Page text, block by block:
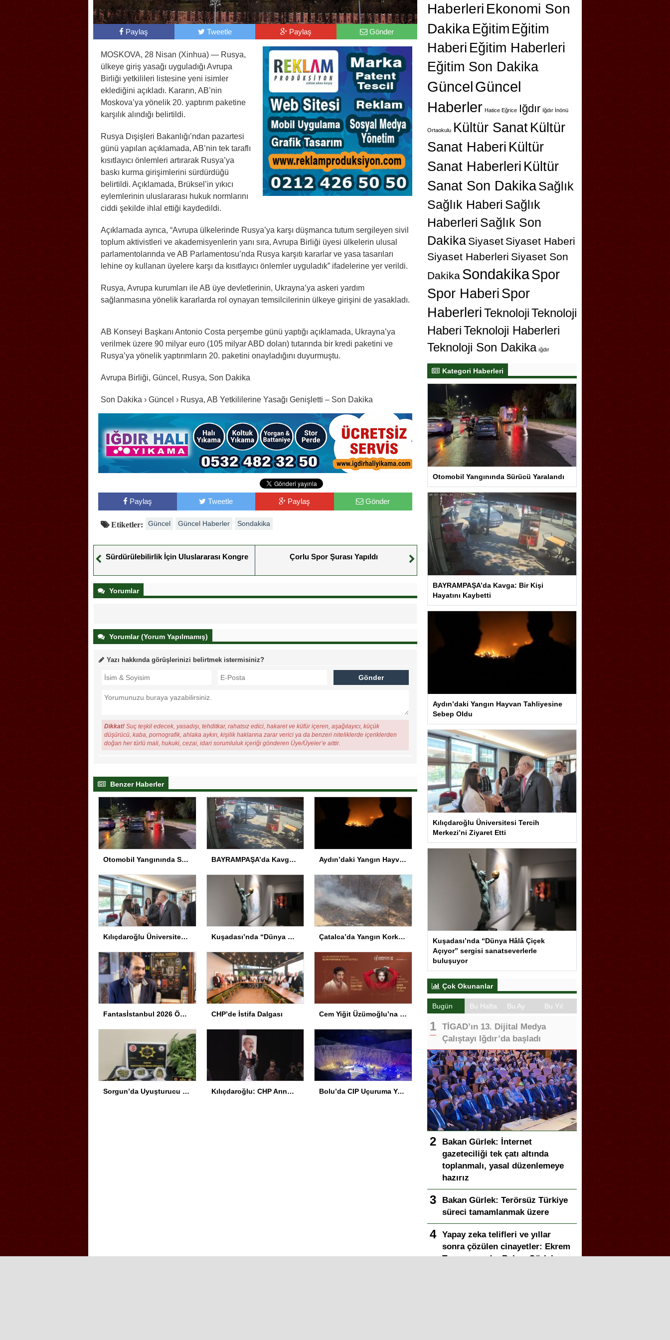
Paylaş Tweetle Paylaş Gönder
MOSKOVA, 28 Nisan (Xinhua) — Rusya,
ülkeye giriş yasağı uyguladığı Avrupa
Birliği yetkilileri listesine yeni isimler
eklediğini açıkladı. Kararın, AB’nin
Moskova’ya yönelik 20. yaptırım paketine
karşılık alındığı belirtildi.
Rusya Dışişleri Bakanlığı’ndan pazartesi
günü yapılan açıklamada, AB’nin tek taraflı
kısıtlayıcı önlemleri artırarak Rusya’ya
baskı kurma girişimlerini sürdürdüğü
belirtildi. Açıklamada, Brüksel’in yıkıcı
eylemlerinin uluslararası hukuk normlarını
ciddi şekilde ihlal ettiği kaydedildi.
Açıklamada ayrıca, “Avrupa ülkelerinde Rusya’ya karşı düşmanca tutum sergileyen sivil
toplum aktivistleri ve akademisyenlerin yanı sıra, Avrupa Birliği üyesi ülkelerin ulusal
parlamentolarında ve AB Parlamentosu’nda Rusya karşıtı kararlar ve yasa tasarıları
lehine oy kullanan üyelere karşı da kısıtlayıcı önlemler uyguladık” ifadelerine yer verildi.
Rusya, Avrupa kurumları ile AB üye devletlerinin, Ukrayna’ya askeri yardım
sağlanmasına yönelik kararlarda rol oynayan temsilcilerinin ülkeye girişini de yasakladı.
AB Konseyi Başkanı Antonio Costa perşembe günü yaptığı açıklamada, Ukrayna’ya
verilmek üzere 90 milyar euro (105 milyar ABD doları) tutarında bir kredi paketini ve
Rusya’ya yönelik yaptırımların 20. paketini onayladığını duyurmuştu.
Avrupa Birliği, Güncel, Rusya, Son Dakika
Son Dakika › Güncel › Rusya, AB Yetkililerine Yasağı Genişletti – Son Dakika
Paylaş Tweetle Paylaş Gönder
Etiketler: Güncel Güncel Haberler Sondakika
Sürdürülebilirlik İçin Uluslararası Kongre Çorlu Spor Şurası Yapıldı
Yorumlar
Yorumlar (Yorum Yapılmamış)
Yazı hakkında görüşlerinizi belirtmek istermisiniz?
Dikkat! Suç teşkil edecek, yasadışı, tehditkar, rahatsız edici, hakaret ve küfür içeren, aşağılayıcı, küçük
düşürücü, kaba, pornografik, ahlaka aykırı, kişilik haklarına zarar verici ya da benzeri niteliklerde içeriklerden
doğan her türlü mali, hukuki, cezai, idari sorumluluk içeriği gönderen Üye/Üyeler’e aittir.
Benzer Haberler
Otomobil Yangınında Sürücü Yaralandı BAYRAMPAŞA’da Kavga: Bir Kişi Hayatını Kaybetti Aydın’daki Yangın Hayvan Tahliyesine Sebep Oldu
Kılıçdaroğlu Üniversitesi Tercih Merkezi’ni Ziyaret Etti Kuşadası’nda “Dünya Hâlâ Çiçek Açıyor” sergisi sanatseverlerle buluşuyor Çatalca’da Yangın Korkuttu
Fantasİstanbul 2026 Ödül Töreni Yapıldı CHP’de İstifa Dalgası Cem Yiğit Üzümoğlu’na Genç Başarı Ödülü
Sorgun’da Uyuşturucu Operasyonu Kılıçdaroğlu: CHP Arınmak Zorunda Bolu’da CIP Uçuruma Yuvarlandı: 2 Ölü, 1 Yaralı
Haberleri Ekonomi Son
Dakika Eğitim Eğitim
Haberi Eğitim Haberleri
Eğitim Son Dakika
GüncelGüncel
Haberler Hatice Eğrice Iğdır Iğdır İnönü
Ortaokulu Kültür SanatKültür
Sanat Haberi Kültür
Sanat Haberleri Kültür
Sanat Son DakikaSağlık
Sağlık Haberi Sağlık
Haberleri Sağlık Son
Dakika Siyaset Siyaset Haberi
Siyaset Haberleri Siyaset Son
Dakika SondakikaSpor
Spor Haberi Spor
HaberleriTeknolojiTeknoloji
HaberiTeknoloji Haberleri
Teknoloji Son Dakika ığdır
Kategori Haberleri
Otomobil Yangınında Sürücü Yaralandı
BAYRAMPAŞA’da Kavga: Bir Kişi
Hayatını Kaybetti
Aydın’daki Yangın Hayvan Tahliyesine
Sebep Oldu
Kılıçdaroğlu Üniversitesi Tercih
Merkezi’ni Ziyaret Etti
Kuşadası’nda “Dünya Hâlâ Çiçek
Açıyor” sergisi sanatseverlerle
buluşuyor
Çok Okunanlar
Bugün Bu Hafta Bu Ay Bu Yıl
TİGAD’ın 13. Dijital Medya
Çalıştayı Iğdır’da başladı
Bakan Gürlek: İnternet
gazeteciliği tek çatı altında
toplanmalı, yasal düzenlemeye
hazırız
Bakan Gürlek: Terörsüz Türkiye
süreci tamamlanmak üzere
Yapay zeka telifleri ve yıllar
sonra çözülen cinayetler: Ekrem
Teymur sordu, Bakan Gürlek